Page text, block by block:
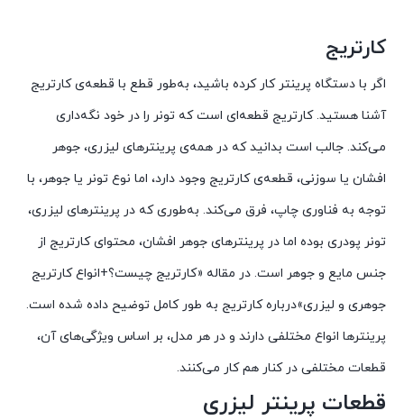
کارتریج
اگر با دستگاه پرینتر کار کرده باشید، به‌طور قطع با قطعه‌ی کارتریج
آشنا هستید. کارتریج قطعه‌ای است که تونر را در خود نگه‌داری
می‌کند. جالب است بدانید که در همه‌ی پرینترهای لیزری، جوهر
افشان یا سوزنی، قطعه‌ی کارتریج وجود دارد، اما نوع تونر یا جوهر، با
توجه به فناوری چاپ، فرق می‌کند. به‌طوری که در پرینترهای لیزری،
تونر پودری بوده اما در پرینترهای جوهر افشان، محتوای کارتریج از
جنس مایع و جوهر است. در مقاله «کارتریج چیست؟+انواع کارتریج
جوهری و لیزری»درباره کارتریج به طور کامل توضیح داده شده است.
پرینترها انواع مختلفی دارند و در هر مدل، بر اساس ویژگی‌های آن،
قطعات مختلفی در کنار هم کار می‌کنند.
قطعات پرینتر لیزری